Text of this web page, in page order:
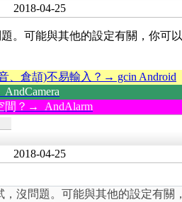
2018-04-25
題。可能與其他的設定有關，你
、倉頡)不易輸入？→ gcin Android
間？→ AndAlarm
2018-04-25
，沒問題。可能與其他的設定有關